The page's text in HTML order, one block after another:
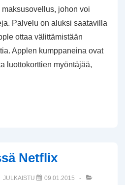
johon voi
Palvelu on aluksi saatavilla
ottaa välittämistään
Applen kumppaneina ovat
luottokorttien myöntäjää,
Netflix
JULKAISTU
09.01.2015